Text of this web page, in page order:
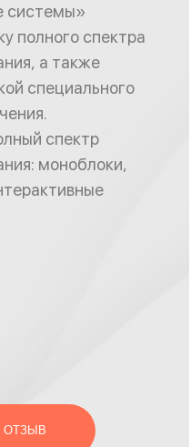
системы»
полного спектра
а также
специального
спектр
моноблоки,
ОТЗЫВ